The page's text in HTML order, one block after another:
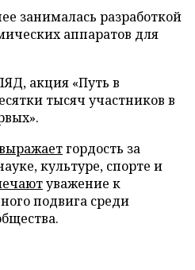
занималась разработкой
аппаратов для
акция «Путь в
тысяч участников в
гордость за
культуре, спорте и
уважение к
подвига среди